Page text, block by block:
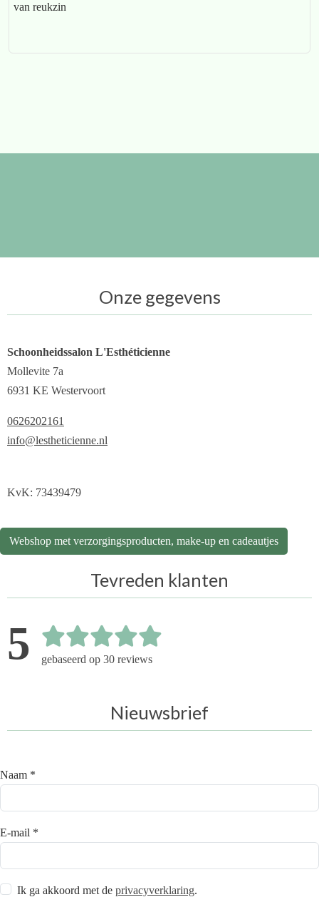
van reukzin
Onze gegevens
Schoonheidssalon L'Esthéticienne
Mollevite 7a
6931 KE Westervoort
0626202161
info@lestheticienne.nl
KvK: 73439479
Webshop met verzorgingsproducten, make-up en cadeautjes
Tevreden klanten
5 gebaseerd op 30 reviews
Nieuwsbrief
Naam *
E-mail *
Ik ga akkoord met de privacyverklaring.